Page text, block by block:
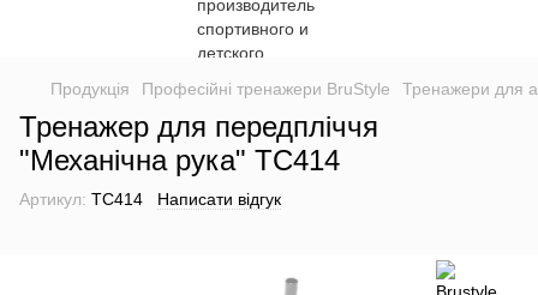
Продукція Професійні тренажери BruStyle Тренажери для
Тренажер для передпліччя
"Механічна рука" TC414
Артикул: TC414 Написати відгук